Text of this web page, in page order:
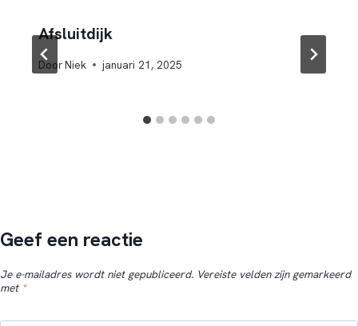
Afsluitdijk
DoorNiek januari 21, 2025
Geef een reactie
Je e-mailadres wordt niet gepubliceerd. Vereiste velden zijn gemarkeerd
met *